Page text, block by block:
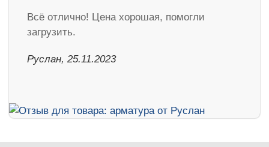
Всё отлично! Цена хорошая, помогли
загрузить.
Руслан, 25.11.2023